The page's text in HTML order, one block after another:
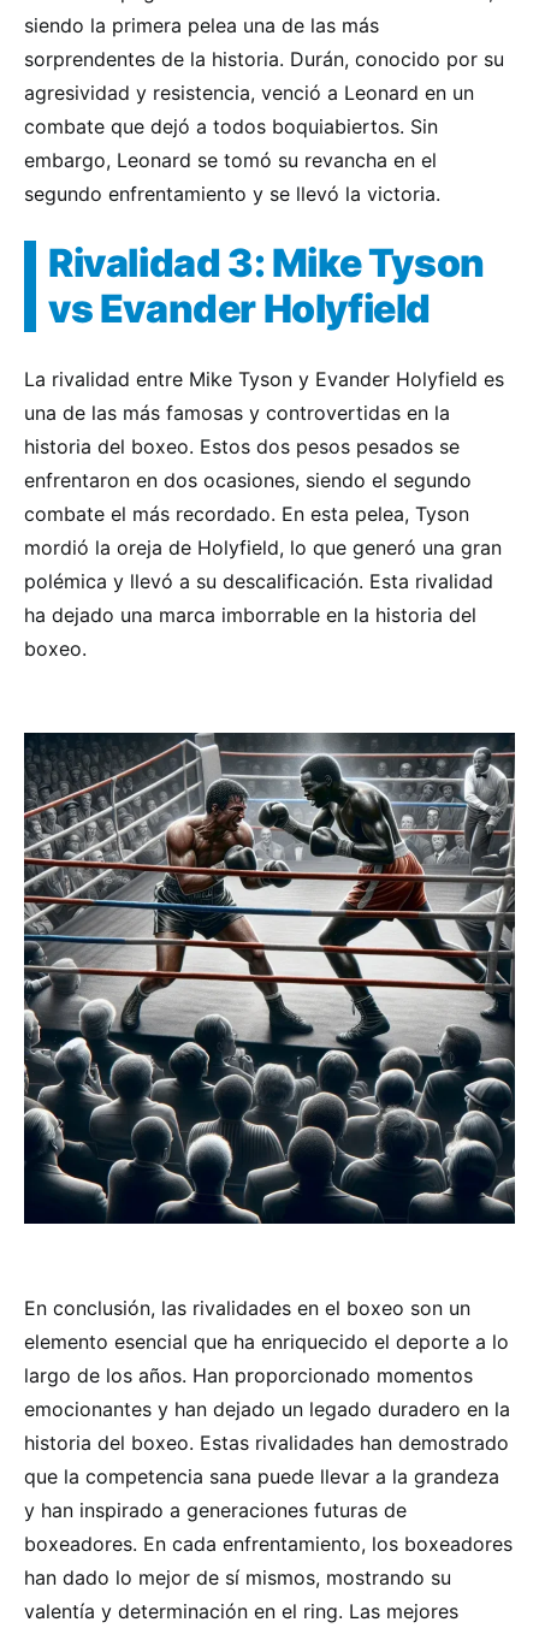
siendo la primera pelea una de las más
sorprendentes de la historia. Durán, conocido por su
agresividad y resistencia, venció a Leonard en un
combate que dejó a todos boquiabiertos. Sin
embargo, Leonard se tomó su revancha en el
segundo enfrentamiento y se llevó la victoria.
Rivalidad 3: Mike Tyson
vs Evander Holyfield
La rivalidad entre Mike Tyson y Evander Holyfield es
una de las más famosas y controvertidas en la
historia del boxeo. Estos dos pesos pesados se
enfrentaron en dos ocasiones, siendo el segundo
combate el más recordado. En esta pelea, Tyson
mordió la oreja de Holyfield, lo que generó una gran
polémica y llevó a su descalificación. Esta rivalidad
ha dejado una marca imborrable en la historia del
boxeo.
En conclusión, las rivalidades en el boxeo son un
elemento esencial que ha enriquecido el deporte a lo
largo de los años. Han proporcionado momentos
emocionantes y han dejado un legado duradero en la
historia del boxeo. Estas rivalidades han demostrado
que la competencia sana puede llevar a la grandeza
y han inspirado a generaciones futuras de
boxeadores. En cada enfrentamiento, los boxeadores
han dado lo mejor de sí mismos, mostrando su
valentía y determinación en el ring. Las mejores